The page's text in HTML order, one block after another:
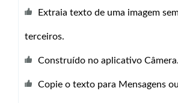
Extraia texto de uma imagem
terceiros.
Construído no aplicativo Câmera.
Copie o texto para Mensagens